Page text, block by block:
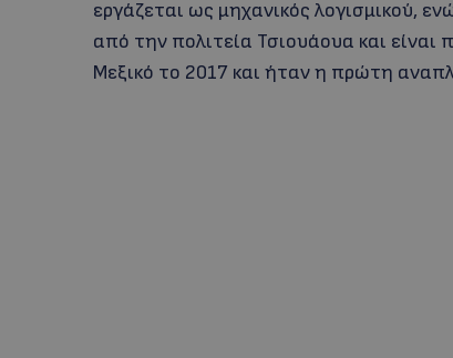
εργάζεται ως μηχανικός λογισμικού,
από την πολιτεία Τσιουάουα και είναι
Μεξικό το 2017 και ήταν η πρώτη